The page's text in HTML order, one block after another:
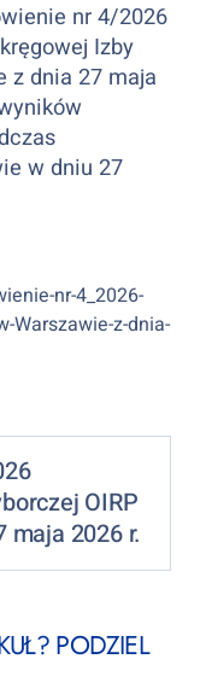
nr 4/2026
Izby
z dnia 27 maja
w dniu 27
nr-4_2026-
Warszawie-z-dnia-
OIRP
maja 2026 r.
PODZIEL